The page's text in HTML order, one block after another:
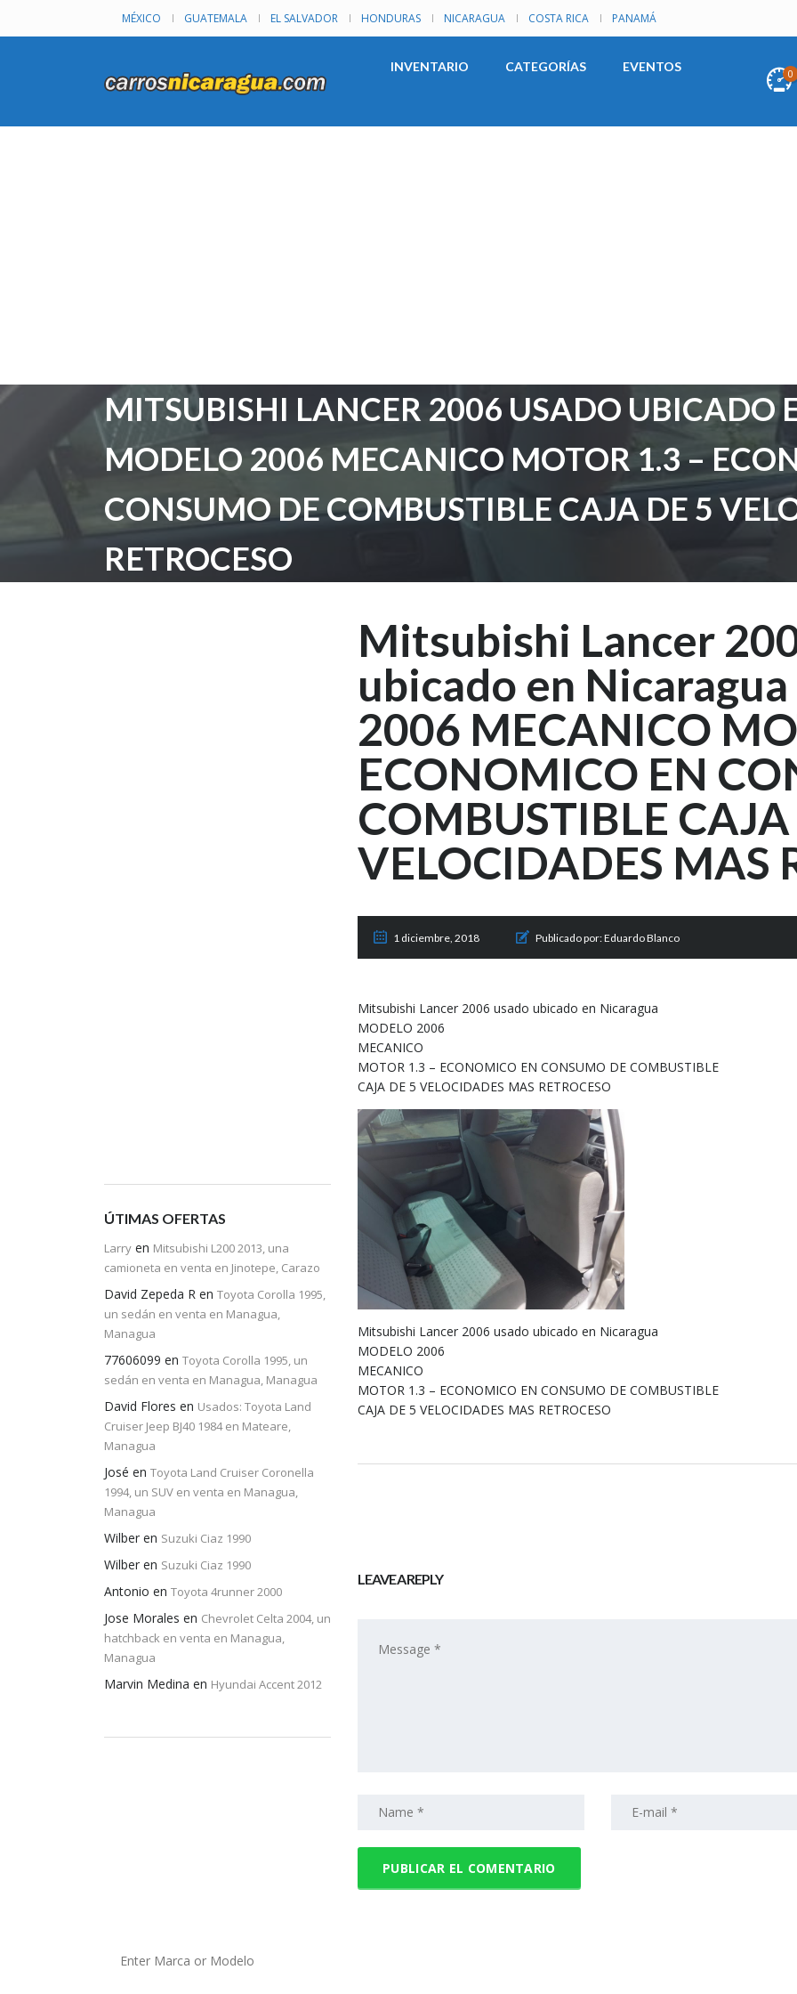
MÉXICO GUATEMALA EL SALVADOR HONDURAS NICARAGUA COSTA RICA PANAMÁ
0
INVENTARIO CATEGORÍAS EVENTOS
MITSUBISHI LANCER 2006 USADO UBICADO
MODELO 2006 MECANICO MOTOR 1.3 –
CONSUMO DE COMBUSTIBLE CAJA DE 5
RETROCESO
Mitsubishi Lancer
ubicado en
2006 MECANICO
ECONOMICO EN
COMBUSTIBLE
VELOCIDADES MAS
1 diciembre, 2018 Publicado por:Eduardo Blanco
Mitsubishi Lancer 2006 usado ubicado en Nicaragua
MODELO 2006
MECANICO
MOTOR 1.3 – ECONOMICO EN CONSUMO DE COMBUSTIBLE
CAJA DE 5 VELOCIDADES MAS RETROCESO
Mitsubishi Lancer 2006 usado ubicado en Nicaragua
MODELO 2006
MECANICO
MOTOR 1.3 – ECONOMICO EN CONSUMO DE COMBUSTIBLE
CAJA DE 5 VELOCIDADES MAS RETROCESO
LEAVE A REPLY
ÚTIMAS OFERTAS
Larry en Mitsubishi L200 2013, una
camioneta en venta en Jinotepe, Carazo
David Zepeda R en Toyota Corolla 1995,
un sedán en venta en Managua,
Managua
77606099 en Toyota Corolla 1995, un
sedán en venta en Managua, Managua
David Flores en Usados: Toyota Land
Cruiser Jeep BJ40 1984 en Mateare,
Managua
José en Toyota Land Cruiser Coronella
1994, un SUV en venta en Managua,
Managua
Wilber en Suzuki Ciaz 1990
Wilber en Suzuki Ciaz 1990
Antonio en Toyota 4runner 2000
Jose Morales en Chevrolet Celta 2004, un
hatchback en venta en Managua,
Managua
Marvin Medina en Hyundai Accent 2012